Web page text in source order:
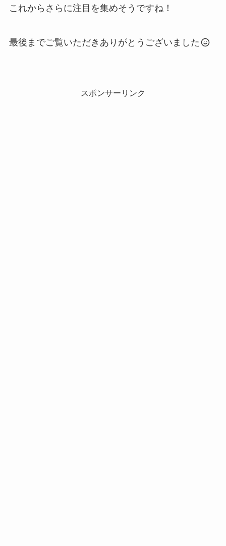
これからさらに注目を集めそうですね！
最後までご覧いただきありがとうございました
スポンサーリンク